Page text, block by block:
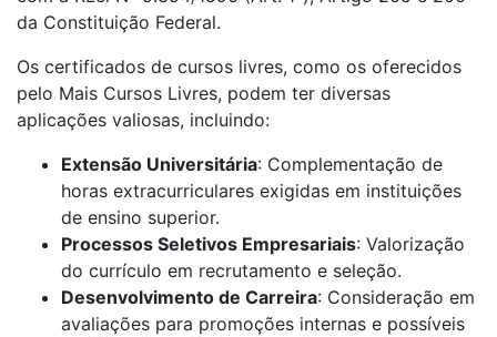
da Constituição Federal.
Os certificados de cursos livres, como os oferecidos
pelo Mais Cursos Livres, podem ter diversas
aplicações valiosas, incluindo:
Extensão Universitária: Complementação de
horas extracurriculares exigidas em instituições
de ensino superior.
Processos Seletivos Empresariais: Valorização
do currículo em recrutamento e seleção.
Desenvolvimento de Carreira: Consideração em
avaliações para promoções internas e possíveis